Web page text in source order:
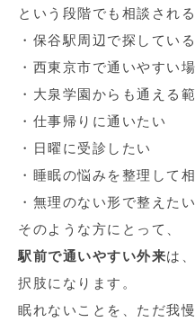
という段階でも相談され
・保谷駅周辺で探している
・西東京市で通いやすい
・大泉学園からも通える
・仕事帰りに通いたい
・日曜に受診したい
・睡眠の悩みを整理して
・無理のない形で整えたい
そのような方にとって、
駅前で通いやすい外来は
択肢になります。
眠れないことを、ただ我